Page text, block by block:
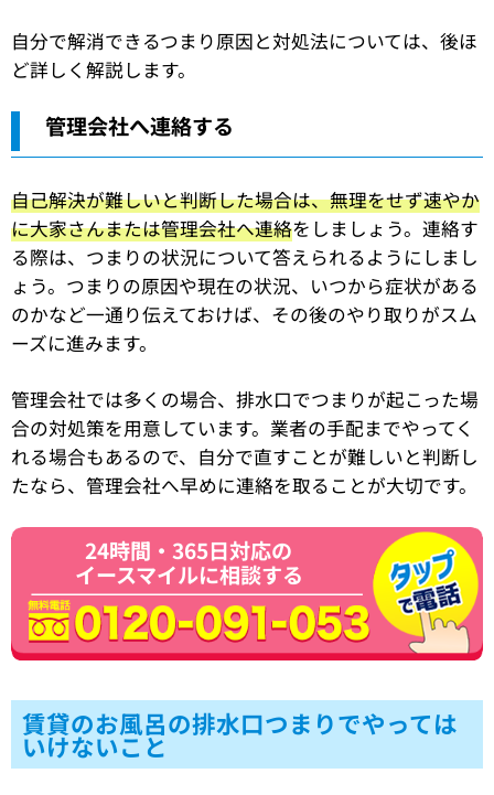
自分で解消できるつまり原因と対処法については、後ほ
ど詳しく解説します。
管理会社へ連絡する
自己解決が難しいと判断した場合は、無理をせず速やか
に大家さんまたは管理会社へ連絡をしましょう。連絡す
る際は、つまりの状況について答えられるようにしまし
ょう。つまりの原因や現在の状況、いつから症状がある
のかなど一通り伝えておけば、その後のやり取りがスム
ーズに進みます。
管理会社では多くの場合、排水口でつまりが起こった場
合の対処策を用意しています。業者の手配までやってく
れる場合もあるので、自分で直すことが難しいと判断し
たなら、管理会社へ早めに連絡を取ることが大切です。
24時間・365日対応の
イースマイルに相談する
賃貸のお風呂の排水口つまりでやっては
いけないこと